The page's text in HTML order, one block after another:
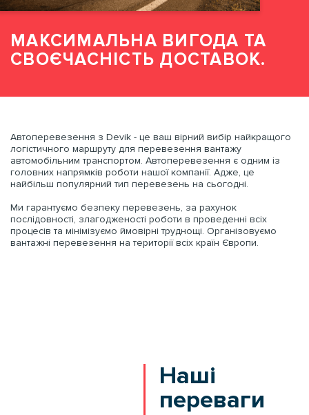
Митно-брокерські послуги
За типом транспорту
МАКСИМАЛЬНА ВИГОДА ТА
СВОЄЧАСНІСТЬ ДОСТАВОК.
Автоперевезення з Devik - це ваш вірний вибір найкращого
логістичного маршруту для перевезення вантажу
автомобільним транспортом. Автоперевезення є одним із
головних напрямків роботи нашої компанії. Адже, це
найбільш популярний тип перевезень на сьогодні.
Ми гарантуємо безпеку перевезень, за рахунок
послідовності, злагодженості роботи в проведенні всіх
процесів та мінімізуємо ймовірні труднощі. Організовуємо
вантажні перевезення на території всіх країн Європи.
Наші
переваги
Написати коментар
НАДІСЛАТИ ЗАЯВКУ
Номер телефону *
Написати коментар
ЗАМОВИТИ
АБО
0 800 200 866
0 67 670 59 52
Номер телефону *
Замовити
НАДІСЛАТИ ЗАЯВКУ